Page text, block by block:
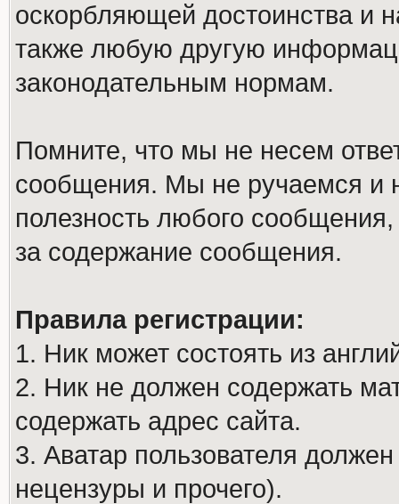
оскорбляющей достоинства и
также любую другую
законодательным нормам.
Помните, что мы не несем
сообщения. Мы не ручаемся и
полезность любого
за содержание сообщения.
Правила регистрации:
1. Ник может состоять из
2. Ник не должен содержать
содержать адрес сайта.
3. Аватар пользователя
нецензуры и прочего).